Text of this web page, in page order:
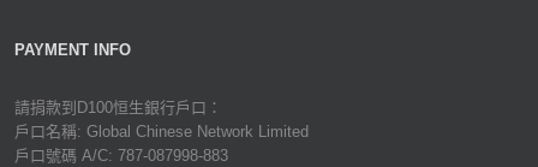
PAYMENT INFO
請捐款到D100恒生銀行戶口：
戶口名稱: Global Chinese Network Limited
戶口號碼 A/C: 787-087998-883